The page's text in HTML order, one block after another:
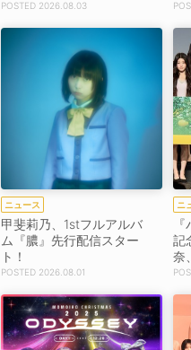
ス！【コメントあり】
2026.08.03
31
ニュース
甲斐莉乃、1stフルアルバ
ム『膿』先行配信スター
ト！
2026.08.01
ニ
記
奈
ン